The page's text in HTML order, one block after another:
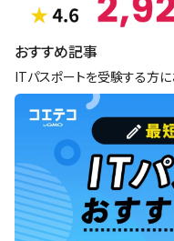
おすすめ記事
ITパスポートを受験する方